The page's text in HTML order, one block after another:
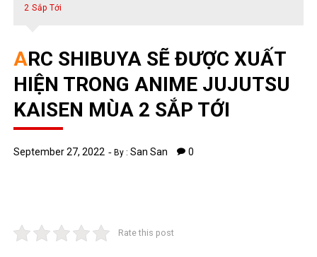
2 Sắp Tới
ARC SHIBUYA SẼ ĐƯỢC XUẤT
HIỆN TRONG ANIME JUJUTSU
KAISEN MÙA 2 SẮP TỚI
September 27, 2022 By :San San 0
Rate this post